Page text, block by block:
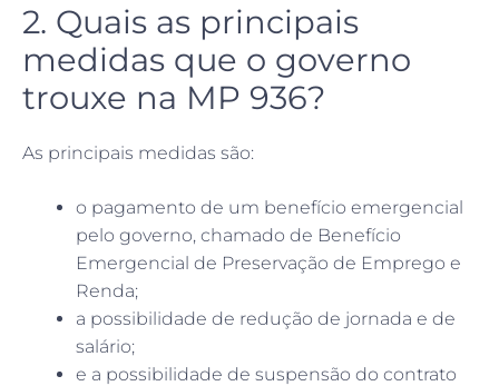
2. Quais as principais
medidas que o governo
trouxe na MP 936?
As principais medidas são:
o pagamento de um benefício emergencial
pelo governo, chamado de Benefício
Emergencial de Preservação de Emprego e
Renda;
a possibilidade de redução de jornada e de
salário;
e a possibilidade de suspensão do contrato